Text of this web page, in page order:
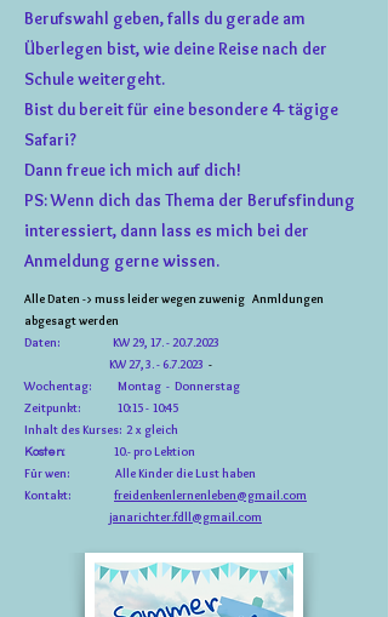
Berufswahl geben, falls du gerade am
Überlegen bist, wie deine Reise nach der
Schule weitergeht.
Bist du bereit für eine besondere 4- tägige
Safari?
Dann freue ich mich auf dich!
PS: Wenn dich das Thema der Berufsfindung
interessiert, dann lass es mich bei der
Anmeldung gerne wissen.
Alle Daten -> muss leider wegen zuwenig Anmldungen
abgesagt werden
Daten: KW 29, 17. - 20.7.2023
KW 27, 3. - 6.7.2023 -
Wochentag: Montag - Donnerstag
Zeitpunkt: 10:15 - 10:45
Inhalt des Kurses: 2 x gleich
Kosten:
10.- pro Lektion
Für wen: Alle Kinder die Lust haben
Kontakt: freidenkenlernenleben@gmail.com
janarichter.fdll@gmail.com